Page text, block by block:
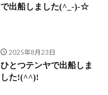
で出船しました(^_-)-☆
2025年8月23日
ひとつテンヤで出船しま
した!(^^)!